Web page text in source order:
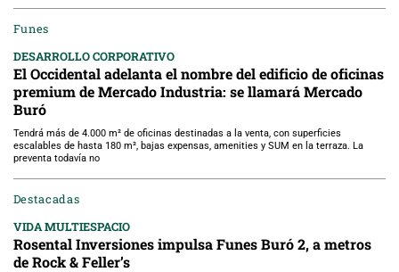
Funes
DESARROLLO CORPORATIVO
El Occidental adelanta el nombre del edificio de oficinas
premium de Mercado Industria: se llamará Mercado
Buró
Tendrá más de 4.000 m² de oficinas destinadas a la venta, con superficies
escalables de hasta 180 m², bajas expensas, amenities y SUM en la terraza. La
preventa todavía no
Destacadas
VIDA MULTIESPACIO
Rosental Inversiones impulsa Funes Buró 2, a metros
de Rock & Feller’s